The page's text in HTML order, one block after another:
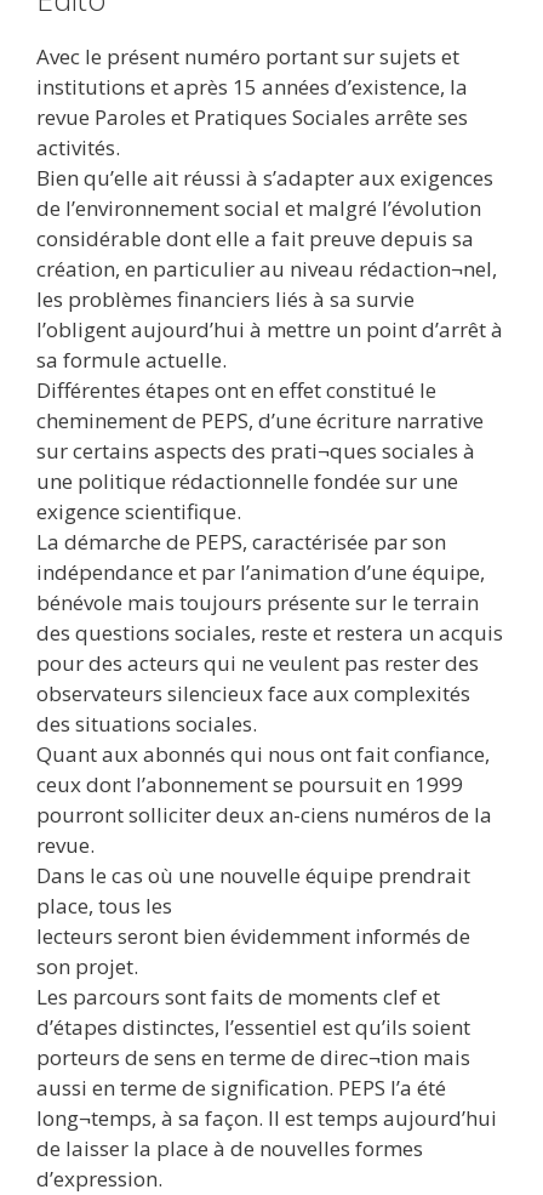
Avec le présent numéro portant sur sujets et
institutions et après 15 années d’existence, la
revue Paroles et Pratiques Sociales arrête ses
activités.
Bien qu’elle ait réussi à s’adapter aux exigences
de l’environnement social et malgré l’évolution
considérable dont elle a fait preuve depuis sa
création, en particulier au niveau rédaction¬nel,
les problèmes financiers liés à sa survie
l’obligent aujourd’hui à mettre un point d’arrêt à
sa formule actuelle.
Différentes étapes ont en effet constitué le
cheminement de PEPS, d’une écriture narrative
sur certains aspects des prati¬ques sociales à
une politique rédactionnelle fondée sur une
exigence scientifique.
La démarche de PEPS, caractérisée par son
indépendance et par l’animation d’une équipe,
bénévole mais toujours présente sur le terrain
des questions sociales, reste et restera un acquis
pour des acteurs qui ne veulent pas rester des
observateurs silencieux face aux complexités
des situations sociales.
Quant aux abonnés qui nous ont fait confiance,
ceux dont l’abonnement se poursuit en 1999
pourront solliciter deux an-ciens numéros de la
revue.
Dans le cas où une nouvelle équipe prendrait
place, tous les
lecteurs seront bien évidemment informés de
son projet.
Les parcours sont faits de moments clef et
d’étapes distinctes, l’essentiel est qu’ils soient
porteurs de sens en terme de direc¬tion mais
aussi en terme de signification. PEPS l’a été
long¬temps, à sa façon. Il est temps aujourd’hui
de laisser la place à de nouvelles formes
d’expression.